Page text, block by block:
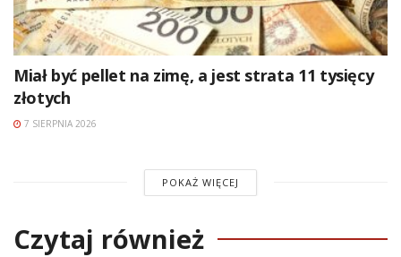
Miał być pellet na zimę, a jest strata 11 tysięcy
złotych
7 SIERPNIA 2026
POKAŻ WIĘCEJ
Czytaj również